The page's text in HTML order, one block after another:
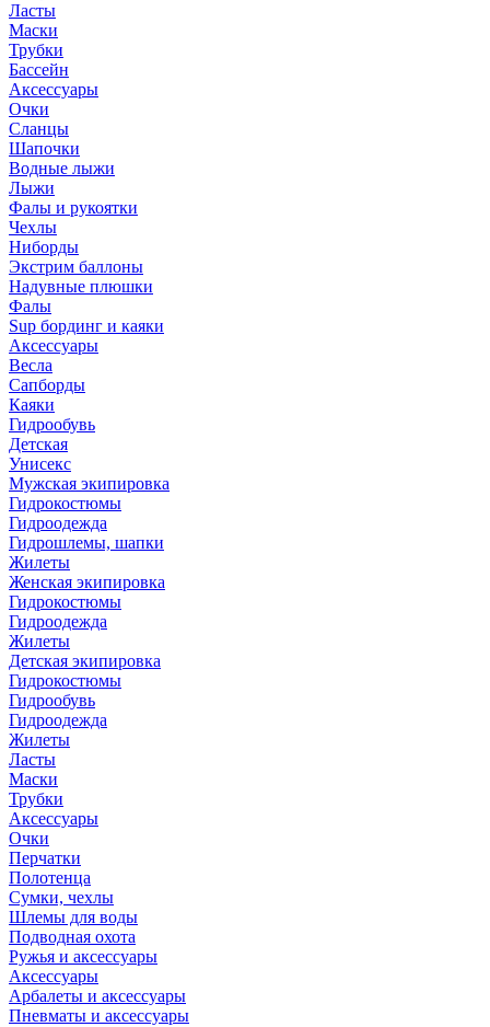
Ласты
Маски
Трубки
Бассейн
Аксессуары
Очки
Сланцы
Шапочки
Водные лыжи
Лыжи
Фалы и рукоятки
Чехлы
Ниборды
Экстрим баллоны
Надувные плюшки
Фалы
Sup бординг и каяки
Аксессуары
Весла
Сапборды
Каяки
Гидрообувь
Детская
Унисекс
Мужская экипировка
Гидрокостюмы
Гидроодежда
Гидрошлемы, шапки
Жилеты
Женская экипировка
Гидрокостюмы
Гидроодежда
Жилеты
Детская экипировка
Гидрокостюмы
Гидрообувь
Гидроодежда
Жилеты
Ласты
Маски
Трубки
Аксессуары
Очки
Перчатки
Полотенца
Сумки, чехлы
Шлемы для воды
Подводная охота
Ружья и аксессуары
Аксессуары
Арбалеты и аксессуары
Пневматы и аксессуары